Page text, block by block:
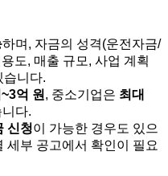
하며, 자금의 성격(운전자금/
도, 매출 규모, 사업 계획
습니다.
억 원 , 중소기업은 최대
다.
신청이 가능한 경우도 있으
세부 공고에서 확인이 필요